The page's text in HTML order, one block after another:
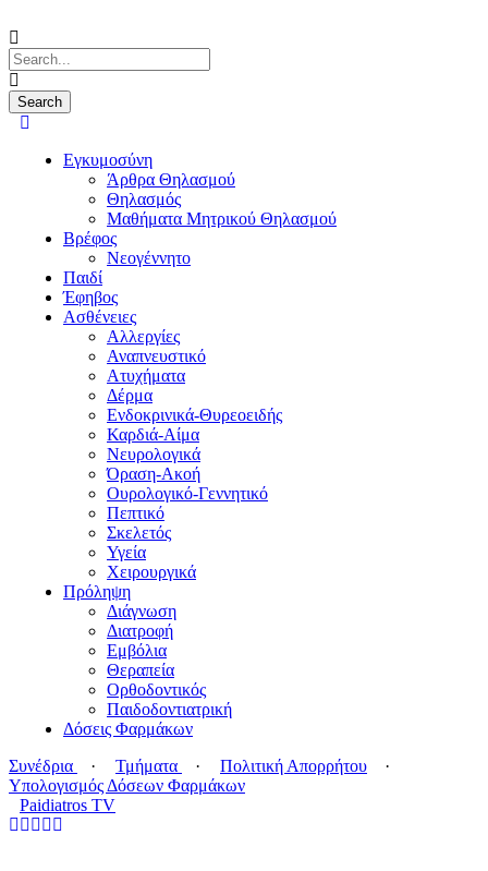
Εγκυμοσύνη
Άρθρα Θηλασμού
Θηλασμός
Μαθήματα Μητρικού Θηλασμού
Βρέφος
Νεογέννητο
Παιδί
Έφηβος
Ασθένειες
Αλλεργίες
Αναπνευστικό
Ατυχήματα
Δέρμα
Ενδοκρινικά-Θυρεοειδής
Καρδιά-Αίμα
Νευρολογικά
Όραση-Ακοή
Ουρολογικό-Γεννητικό
Πεπτικό
Σκελετός
Υγεία
Χειρουργικά
Πρόληψη
Διάγνωση
Διατροφή
Εμβόλια
Θεραπεία
Ορθοδοντικός
Παιδοδοντιατρική
Δόσεις Φαρμάκων
Συνέδρια
· Τμήματα · Πολιτική Απορρήτου
·
Υπολογισμός Δόσεων Φαρμάκων
Paidiatros TV